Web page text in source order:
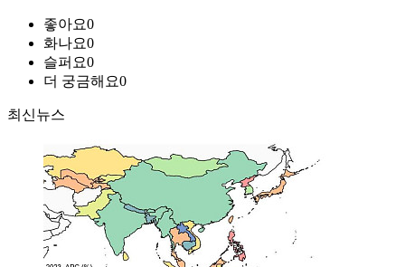
좋아요0
화나요0
슬퍼요0
더 궁금해요0
최신뉴스